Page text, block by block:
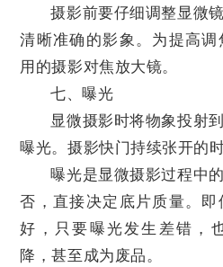
摄影前要仔细调整显微
清晰准确的影象。为提高
用的摄影对焦放大镜。
七、曝光
显微摄影时将物象投射
曝光。摄影快门持续张开的
曝光是显微摄影过程中
否，直接决定底片质量。即
好，只要曝光发生差错，
降，甚至成为废品。